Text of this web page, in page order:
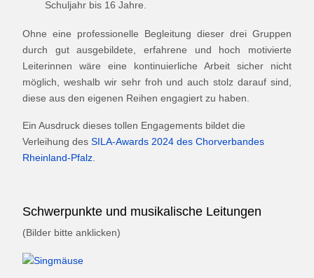
Schuljahr bis 16 Jahre.
Ohne eine professionelle Begleitung dieser drei Gruppen
durch gut ausgebildete, erfahrene und hoch motivierte
Leiterinnen wäre eine kontinuierliche Arbeit sicher nicht
möglich, weshalb wir sehr froh und auch stolz darauf sind,
diese aus den eigenen Reihen engagiert zu haben.
Ein Ausdruck dieses tollen Engagements bildet die
Verleihung des SILA-Awards 2024 des Chorverbandes
Rheinland-Pfalz
Schwerpunkte und musikalische Leitungen
(Bilder bitte anklicken)